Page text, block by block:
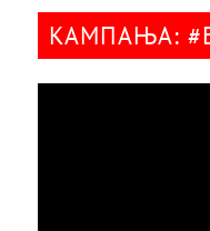
КАМПАЊА: